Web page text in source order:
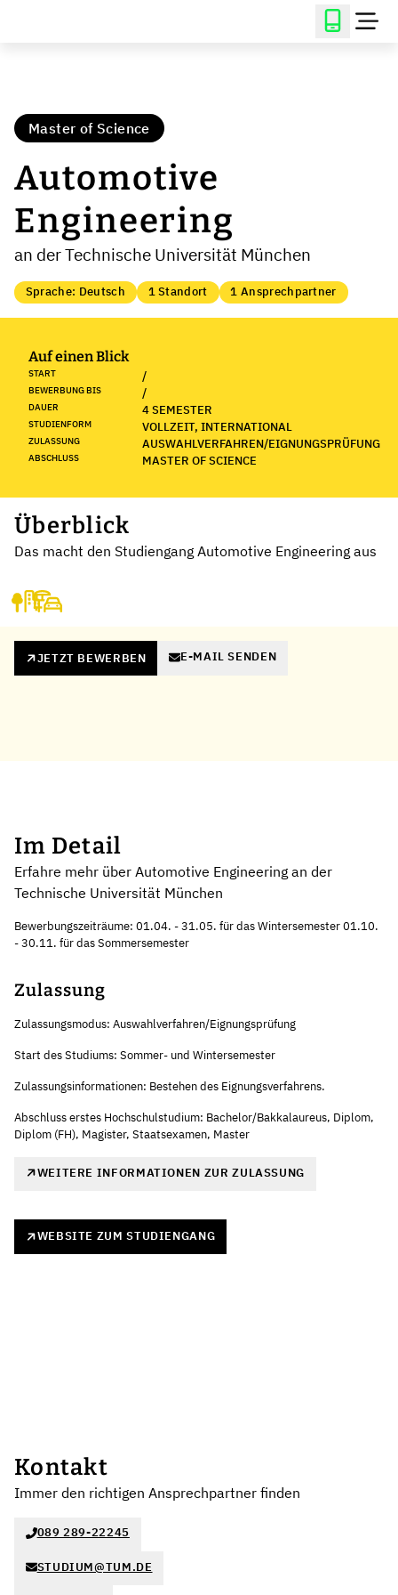
Master of Science
Automotive
Engineering
an der Technische Universität München
Sprache: Deutsch 1 Standort 1 Ansprechpartner
Auf einen Blick
START /
BEWERBUNG BIS /
DAUER 4 SEMESTER
STUDIENFORM VOLLZEIT, INTERNATIONAL
ZULASSUNG AUSWAHLVERFAHREN/EIGNUNGSPRÜFUNG
ABSCHLUSS MASTER OF SCIENCE
Überblick
Das macht den Studiengang Automotive Engineering aus
JETZT BEWERBEN E-MAIL SENDEN
Im Detail
Erfahre mehr über Automotive Engineering an der
Technische Universität München
Bewerbungszeiträume: 01.04. - 31.05. für das Wintersemester 01.10.
- 30.11. für das Sommersemester
Zulassung
Zulassungsmodus: Auswahlverfahren/Eignungsprüfung
Start des Studiums: Sommer- und Wintersemester
Zulassungsinformationen: Bestehen des Eignungsverfahrens.
Abschluss erstes Hochschulstudium: Bachelor/Bakkalaureus, Diplom,
Diplom (FH), Magister, Staatsexamen, Master
WEITERE INFORMATIONEN ZUR ZULASSUNG
WEBSITE ZUM STUDIENGANG
Kontakt
Immer den richtigen Ansprechpartner finden
089 289-22245
STUDIUM@TUM.DE